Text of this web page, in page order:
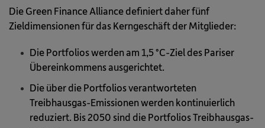
Die Green Finance Alliance definiert daher fünf
Zieldimensionen für das Kerngeschäft der Mitglieder:
Die Portfolios werden am 1,5 °C-Ziel des Pariser
Übereinkommens ausgerichtet.
Die über die Portfolios verantworteten
Treibhausgas-Emissionen werden kontinuierlich
reduziert. Bis 2050 sind die Portfolios Treibhausgas-